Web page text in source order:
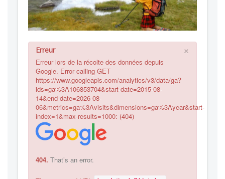
Liens
A propos
×
Erreur
Erreur lors de la récolte des données depuis
Google. Error calling GET
https://www.googleapis.com/analytics/v3/data/ga?
ids=ga%3A106853704&start-date=2015-08-
14&end-date=2026-08-
06&metrics=ga%3Avisits&dimensions=ga%3Ayear&start-
index=1&max-results=1000: (404)
404. That’s an error.